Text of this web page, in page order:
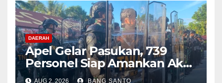
DAERAH
Apel Gelar Pasukan, 739
Personel Siap Amankan Aksi
Damai KNPB di Kantor MRP
AUG 2, 2026 BANG SANTO